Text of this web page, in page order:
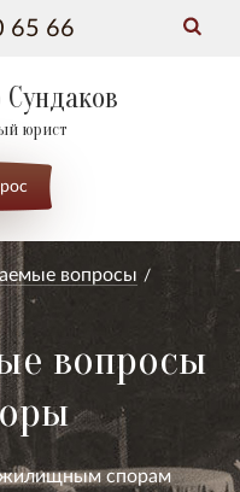
65 66
юрист
вопросы
вопросы
жилищным спорам